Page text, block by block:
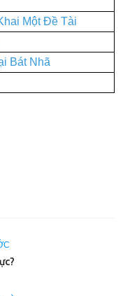
Một Đề Tài
Bát Nhã